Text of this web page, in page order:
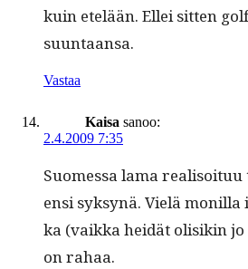
kuin etelään. Ellei sit­ten
suuntaansa.
Vastaa
Kaisa sanoo:
2.4.2009 7:35
Suomes­sa lama
ensi syksynä. Vielä
ka (vaik­ka hei­dät olisikin
on rahaa.